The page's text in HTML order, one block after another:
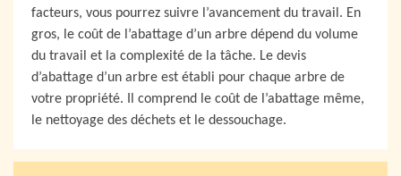
facteurs, vous pourrez suivre l’avancement du travail. En
gros, le coût de l’abattage d’un arbre dépend du volume
du travail et la complexité de la tâche. Le devis
d’abattage d’un arbre est établi pour chaque arbre de
votre propriété. Il comprend le coût de l’abattage même,
le nettoyage des déchets et le dessouchage.